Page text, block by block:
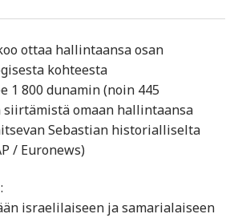
ottaa hallintaansa osan
kohteesta
1 800 dunamin (noin 445
omaan hallintaansa
Sebastian historialliselta
/ Euronews)
israelilaiseen ja samarialaiseen